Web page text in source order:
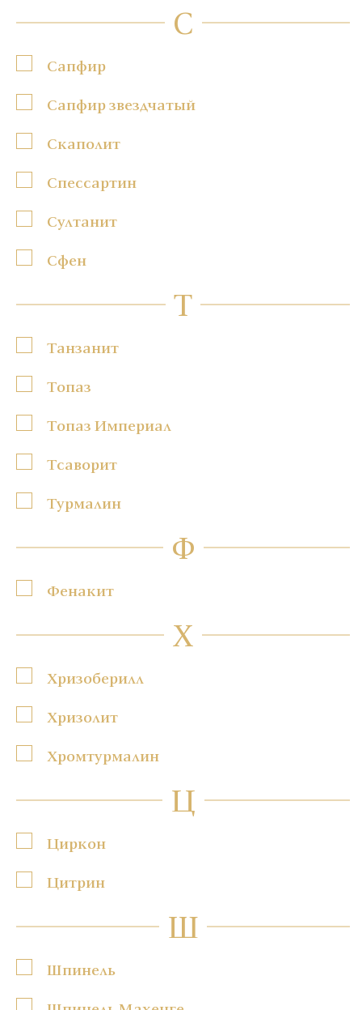
С
Сапфир
Сапфир звездчатый
Скаполит
Спессартин
Султанит
Сфен
Т
Танзанит
Топаз
Топаз Империал
Тсаворит
Турмалин
Ф
Фенакит
Х
Хризоберилл
Хризолит
Хромтурмалин
Ц
Циркон
Цитрин
Ш
Шпинель